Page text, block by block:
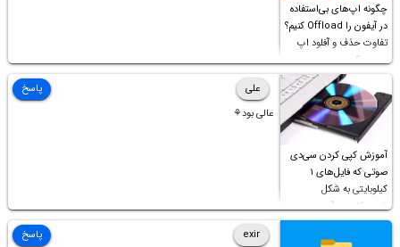
چگونه اپ‌های بی‌استفاده
در آیفون را Offload کنیم؟
تفاوت حذف و آفلود اپ
چیست؟
آموزش کپی کردن سی‌دی
صوتی که فایل‌های ۱
کیلوبایتی به شکل
شورت‌کات در آن موجود
است!
علی
عالی بود⚘
پاسخ
exir
پاسخ